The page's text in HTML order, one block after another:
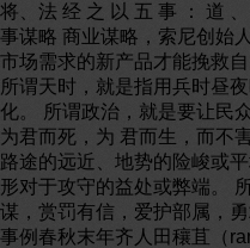
将、法 经 之 以 五 事 ： 道
事谋略 商业谋略，索尼创始
市场需求的新产品才能挽救
所谓天时，就是指用兵时昼
化。 所谓政治，就是要让民
为君而死，为 君而生，而不
路途的远近、地势的险峻或
形对于攻守的益处或弊端。
谋，赏罚有信，爱护部属，
事例春秋末年齐人田穰苴（